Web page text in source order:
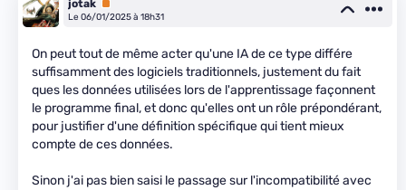
jotak Premium
Le 06/01/2025 à 18h31
On peut tout de même acter qu'une IA de ce type différe
suffisamment des logiciels traditionnels, justement du fait
ques les données utilisées lors de l'apprentissage façonnent
le programme final, et donc qu'elles ont un rôle prépondérant,
pour justifier d'une définition spécifique qui tient mieux
compte de ces données.
Sinon j'ai pas bien saisi le passage sur l'incompatibilité avec